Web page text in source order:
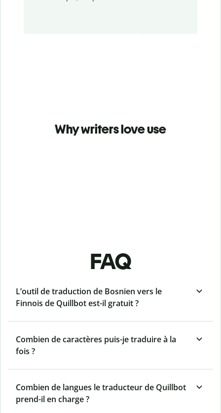
Why writers love use
FAQ
L’outil de traduction de Bosnien vers le
Finnois de Quillbot est-il gratuit ?
Combien de caractères puis-je traduire à la
fois ?
Combien de langues le traducteur de Quillbot
prend-il en charge ?